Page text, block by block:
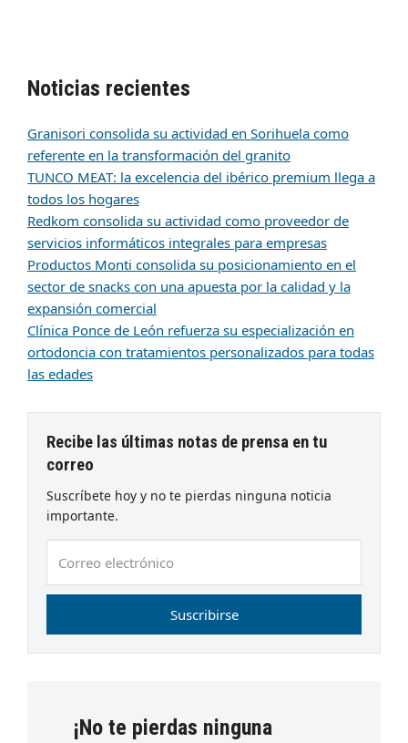
Noticias recientes
Granisori consolida su actividad en Sorihuela como
referente en la transformación del granito
TUNCO MEAT: la excelencia del ibérico premium llega a
todos los hogares
Redkom consolida su actividad como proveedor de
servicios informáticos integrales para empresas
Productos Monti consolida su posicionamiento en el
sector de snacks con una apuesta por la calidad y la
expansión comercial
Clínica Ponce de León refuerza su especialización en
ortodoncia con tratamientos personalizados para todas
las edades
Recibe las últimas notas de prensa en tu
correo
Suscríbete hoy y no te pierdas ninguna noticia
importante.
electrónico
Suscribirse
¡No te pierdas ninguna